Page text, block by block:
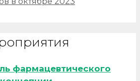
фармацевтического